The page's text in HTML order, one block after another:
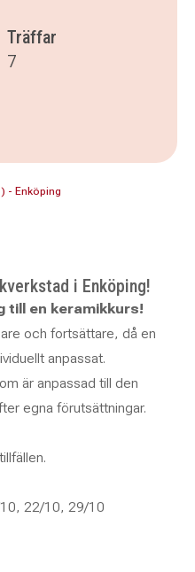
Träffar
7
(torsdag kväll) -
- Enköping
i Enköping!
till en keramikkurs!
och fortsättare, då en
anpassat.
är anpassad till den
egna förutsättningar.
22/10, 29/10